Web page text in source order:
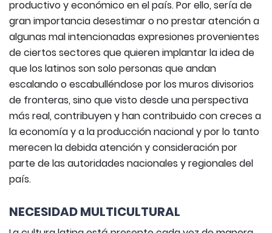
productivo y económico en el país. Por ello, sería de
gran importancia desestimar o no prestar atención a
algunas mal intencionadas expresiones provenientes
de ciertos sectores que quieren implantar la idea de
que los latinos son solo personas que andan
escalando o escabulléndose por los muros divisorios
de fronteras, sino que visto desde una perspectiva
más real, contribuyen y han contribuido con creces a
la economía y a la producción nacional y por lo tanto
merecen la debida atención y consideración por
parte de las autoridades nacionales y regionales del
país.
NECESIDAD MULTICULTURAL